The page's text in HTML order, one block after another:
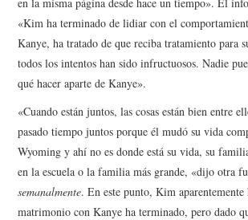
«Kim ha terminado de lidiar con el
Kanye, ha tratado de que reciba tratamiento para
todos los intentos han sido infructuosos. Nadie
qué hacer aparte de Kanye».
«Cuando están juntos, las cosas están bien entre
pasado tiempo juntos porque él mudó su vida
Wyoming y ahí no es donde está su vida, su
en la escuela o la familia más grande, «dijo otra
semanalmente. En este punto, Kim aparentemente
matrimonio con Kanye ha terminado, pero dado